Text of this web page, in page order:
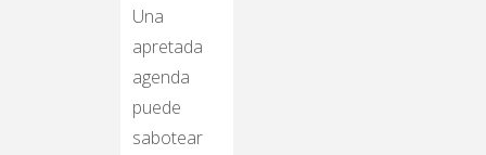
Una
apretada
agenda
puede
sabotear